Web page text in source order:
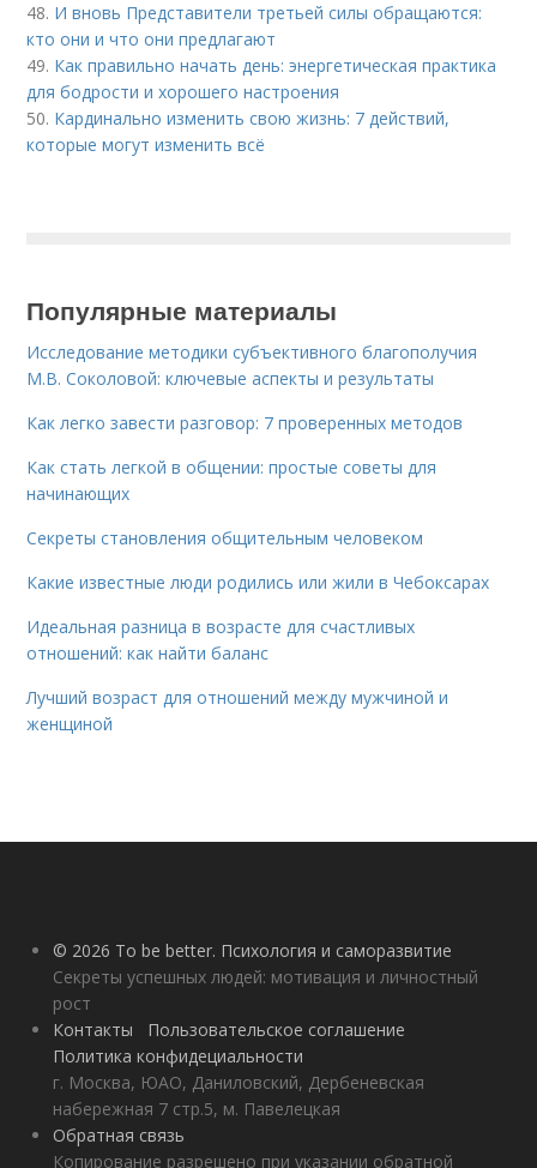
48. И вновь Представители третьей силы обращаются:
кто они и что они предлагают
49. Как правильно начать день: энергетическая практика
для бодрости и хорошего настроения
50. Кардинально изменить свою жизнь: 7 действий,
которые могут изменить всё
Популярные материалы
Исследование методики субъективного благополучия
М.В. Соколовой: ключевые аспекты и результаты
Как легко завести разговор: 7 проверенных методов
Как стать легкой в общении: простые советы для
начинающих
Секреты становления общительным человеком
Какие известные люди родились или жили в Чебоксарах
Идеальная разница в возрасте для счастливых
отношений: как найти баланс
Лучший возраст для отношений между мужчиной и
женщиной
© 2026 To be better. Психология и саморазвитие
Секреты успешных людей: мотивация и личностный
рост
Контакты
Пользовательское соглашение
Политика конфидециальности
г. Москва, ЮАО, Даниловский, Дербеневская
набережная 7 стр.5, м. Павелецкая
Обратная связь
Копирование разрешено при указании обратной